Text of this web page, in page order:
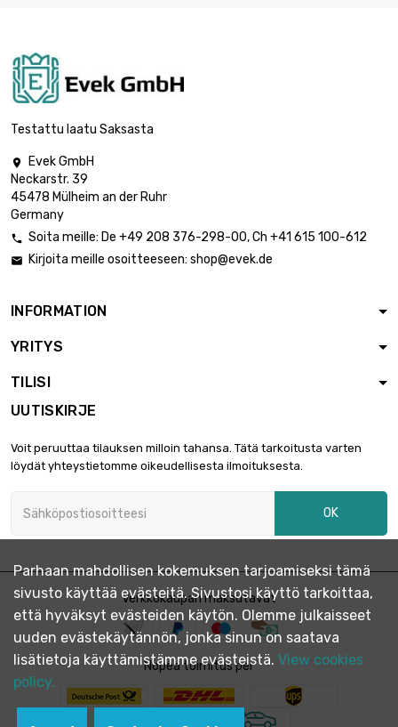
Testattu laatu Saksasta

Evek GmbH
Neckarstr. 39
45478 Mülheim an der Ruhr
Germany
 Soita meille: De +49 208 376-298-00, Ch +41 615 100-612
 Kirjoita meille osoitteeseen: shop@evek.de
INFORMATION
YRITYS
TILISI
UUTISKIRJE
Voit peruuttaa tilauksen milloin tahansa. Tätä tarkoitusta varten
löydät yhteystietomme oikeudellisesta ilmoituksesta.
OK
Verkkokaupan maksutavat
Nopea toimitus per
Parhaan mahdollisen kokemuksen tarjoamiseksi tämä
sivusto käyttää evästeitä. Sivustosi käyttö tarkoittaa,
että hyväksyt evästeiden käytön. Olemme julkaisseet
uuden evästekäytännön, jonka sinun on saatava
lisätietoja käyttämistämme evästeistä. View cookies
policy.